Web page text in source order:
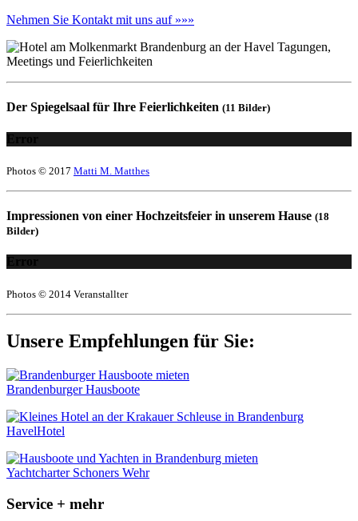
Nehmen Sie Kontakt mit uns auf »»»
Der Spiegelsaal für Ihre Feierlichkeiten (11 Bilder)
Error
Photos © 2017 Matti M. Matthes
Impressionen von einer Hochzeitsfeier in unserem Hause (18
Bilder)
Error
Photos © 2014 Veranstallter
Unsere Empfehlungen für Sie:
Brandenburger Hausboote
HavelHotel
Yachtcharter Schoners Wehr
Service + mehr